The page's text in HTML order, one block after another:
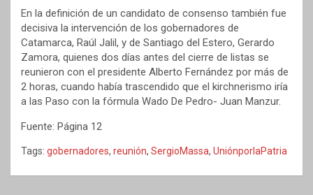
En la definición de un candidato de consenso también fue
decisiva la intervención de los gobernadores de
Catamarca, Raúl Jalil, y de Santiago del Estero, Gerardo
Zamora, quienes dos días antes del cierre de listas se
reunieron con el presidente Alberto Fernández por más de
2 horas, cuando había trascendido que el kirchnerismo iría
a las Paso con la fórmula Wado De Pedro- Juan Manzur.
Fuente: Página 12
Tags: gobernadores, reunión, SergioMassa, UniónporlaPatria